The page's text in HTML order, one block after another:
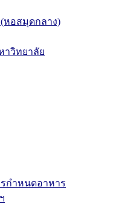
หอสมุดกลาง)
วิทยาลัย
กำหนดอาหาร